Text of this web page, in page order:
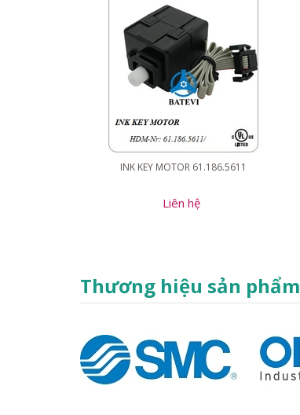
INK KEY MOTOR 61.186.5611
Liên hệ
Thương hiệu sản phẩm